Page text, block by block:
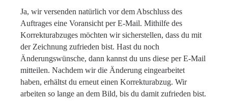
Ja, wir versenden natürlich vor dem Abschluss des
Auftrages eine Voransicht per E-Mail. Mithilfe des
Korrekturabzuges möchten wir sicherstellen, dass du mit
der Zeichnung zufrieden bist. Hast du noch
Änderungswünsche, dann kannst du uns diese per E-Mail
mitteilen. Nachdem wir die Änderung eingearbeitet
haben, erhältst du erneut einen Korrekturabzug. Wir
arbeiten so lange an dem Bild, bis du damit zufrieden bist.